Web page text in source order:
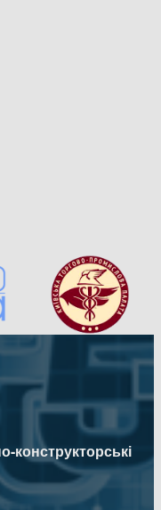
конструкторські